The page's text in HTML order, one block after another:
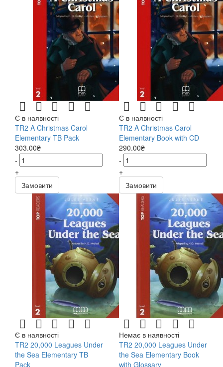
Є в наявності
TR2 A Christmas Carol
Elementary TB Pack
303.00₴
-
+
Замовити
Є в наявності
TR2 A Christmas Carol
Elementary Book with CD
290.00₴
-
+
Замовити
Є в наявності
TR2 20,000 Leagues Under
the Sea Elementary TB
Pack
Немає в наявності
TR2 20,000 Leagues Under
the Sea Elementary Book
with Glossary